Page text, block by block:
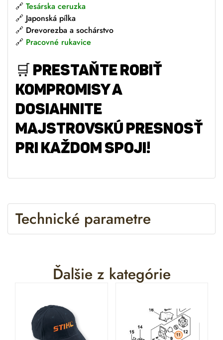
🔗 Tesárska ceruzka
🔗 Japonská pílka
🔗 Drevorezba a sochárstvo
🔗 Pracovné rukavice
🛒 PRESTAŇTE ROBIŤ
KOMPROMISY A
DOSIAHNITE
MAJSTROVSKÚ PRESNOSŤ
PRI KAŽDOM SPOJI!
Technické parametre
Ďalšie z kategórie